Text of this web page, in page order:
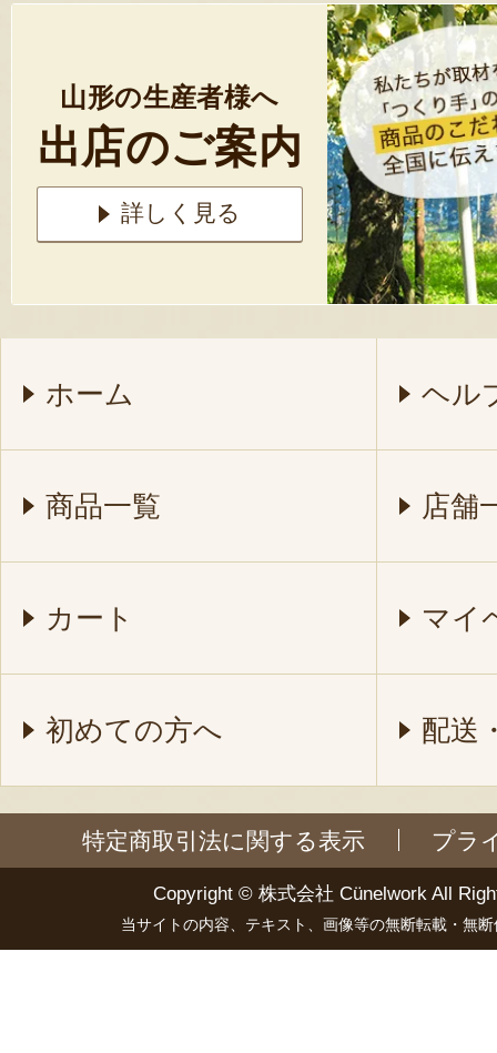
山形の生産者様へ
出店のご案内
詳しく見る
ホーム ヘル
商品一覧 店舗
カート マイ
初めての方へ 配送
特定商取引法に関する表示 プラ
Copyright © 株式会社 Cünelwork All
当サイトの内容、テキスト、画像等の無断転載・無